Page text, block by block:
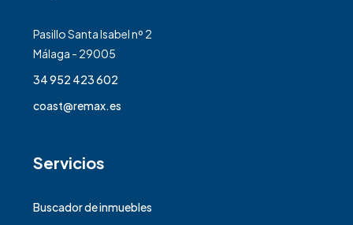
Pasillo Santa Isabel nº 2
Málaga - 29005
34 952 423 602
coast@remax.es
Servicios
Buscador de inmuebles